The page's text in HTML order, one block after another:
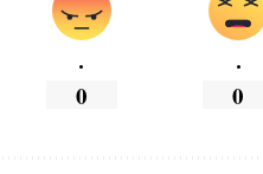
.
0
.
0